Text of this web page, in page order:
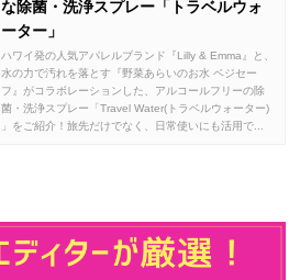
な除菌・洗浄スプレー「トラベルウォ
ーター」
ハワイ発の人気アパレルブランド『Lilly & Emma』と、
水の力で汚れを落とす『野菜あらいのお水 ベジセー
フ』がコラボレーションした、アルコールフリーの除
菌・洗浄スプレー「Travel Water(トラベルウォーター)
」をご紹介！旅先だけでなく、日常使いにも活用で...